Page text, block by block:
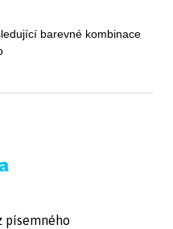
barevné kombinace
písemného